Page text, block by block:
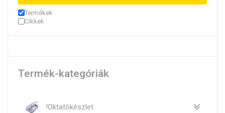
Termékek
Cikkek
Termék-kategóriák
!Oktatókészlet